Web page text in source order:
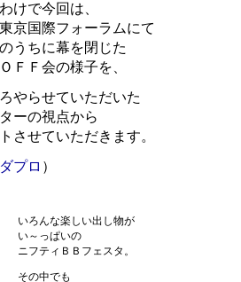
けで今回は、
京国際フォーラムにて
うちに幕を閉じた
ＦＦ会の様子を、
やらせていただいた
ーの視点から
させていただきます。
プロ ）
いろんな楽しい出し物が
い～っぱいの
ニフティＢＢフェスタ。
その中でも